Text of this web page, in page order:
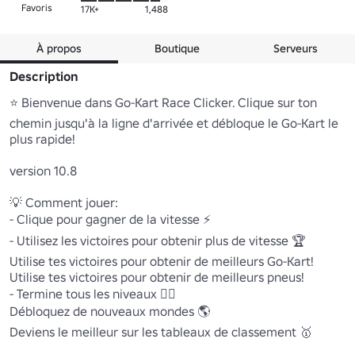
Favoris 17K+ 1,488
À propos Boutique Serveurs
Description
⭐ Bienvenue dans Go-Kart Race Clicker. Clique sur ton
chemin jusqu'à la ligne d'arrivée et débloque le Go-Kart le
plus rapide!
version 10.8
💡 Comment jouer:
- Clique pour gagner de la vitesse ⚡
- Utilisez les victoires pour obtenir plus de vitesse 🏆
Utilise tes victoires pour obtenir de meilleurs Go-Kart!
Utilise tes victoires pour obtenir de meilleurs pneus!
- Termine tous les niveaux 🏃‍♂️
Débloquez de nouveaux mondes 🌎
Deviens le meilleur sur les tableaux de classement 🥇